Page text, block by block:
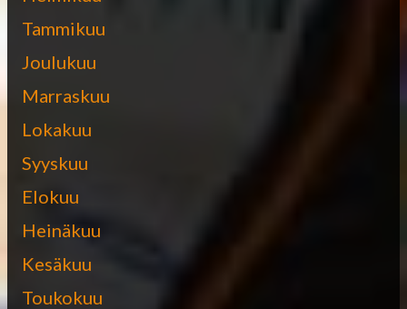
Tammikuu
Joulukuu
Marraskuu
Lokakuu
Syyskuu
Elokuu
Heinäkuu
Kesäkuu
Toukokuu